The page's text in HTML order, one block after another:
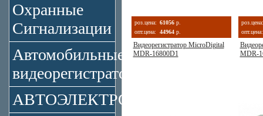
Охранные
Сигнализации
Автомобильные
видеорегистраторы
АВТОЭЛЕКТРОНИКА
роз.цена: 61056 р.
опт.цена:
44964 р.
Видеорегистратор MicroDigital
MDR-16800D1
роз.цена:
опт.цена:
MDR-